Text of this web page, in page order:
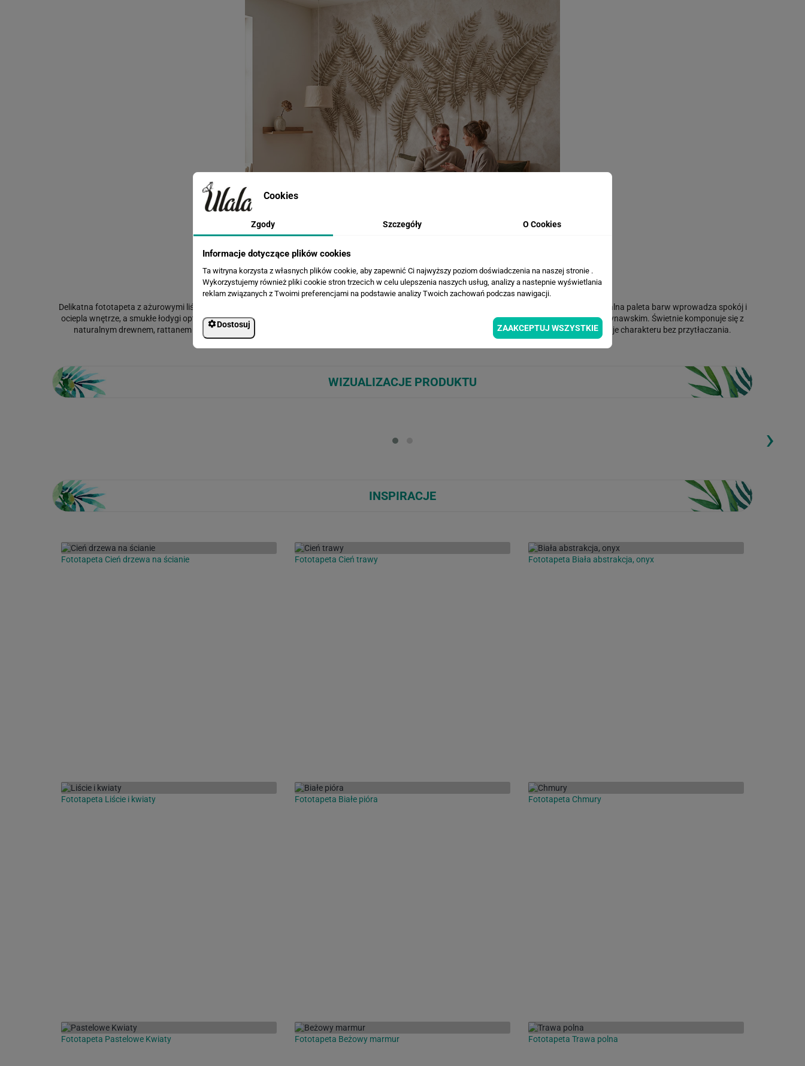
Delikatna fototapeta z ażurowymi liśćmi paproci w odcieniach beżu i sepii, przypominająca botaniczny relief na subtelnej, postarzonej fakturze. Neutralna paleta barw wprowadza spokój i
ociepla wnętrze, a smukłe łodygi optycznie podnoszą sufit. Idealna do salonu, sypialni, holu czy gabinetu oraz aranżacji w stylu boho, japandi i skandynawskim. Świetnie komponuje się z
naturalnym drewnem, rattanem i lnem, tworząc elegancką, harmonijną przestrzeń. Polecana zarówno do małych, jak i dużych pomieszczeń - dodaje charakteru bez przytłaczania.
WIZUALIZACJE PRODUKTU
Loading...
›
INSPIRACJE
Fototapeta Cień drzewa na ścianie Fototapeta Cień trawy Fototapeta Biała abstrakcja, onyx
Fototapeta Liście i kwiaty Fototapeta Białe pióra Fototapeta Chmury
Fototapeta Pastelowe Kwiaty Fototapeta Beżowy marmur Fototapeta Trawa polna
Cookies
Zgody Szczegóły O Cookies
Informacje dotyczące plików cookies
Ta witryna korzysta z własnych plików cookie, aby zapewnić Ci najwyższy poziom doświadczenia na naszej stronie .
Wykorzystujemy również pliki cookie stron trzecich w celu ulepszenia naszych usług, analizy a nastepnie wyświetlania
reklam związanych z Twoimi preferencjami na podstawie analizy Twoich zachowań podczas nawigacji.
Dostosuj ZAAKCEPTUJ WSZYSTKIE